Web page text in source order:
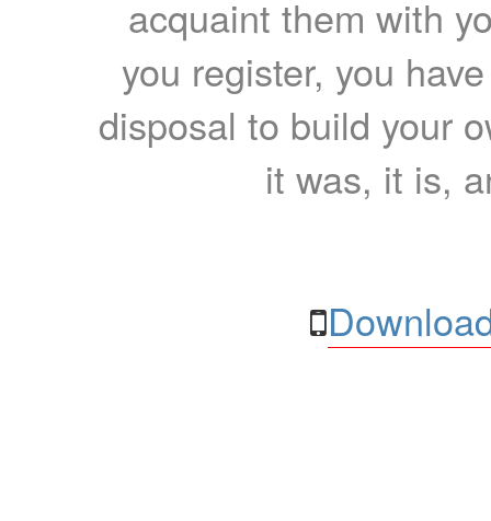
acquaint them with
you register, you
disposal to build your
it was, it is,